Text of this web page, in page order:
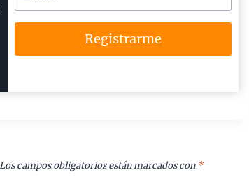
Registrarme
Los campos obligatorios están marcados con *